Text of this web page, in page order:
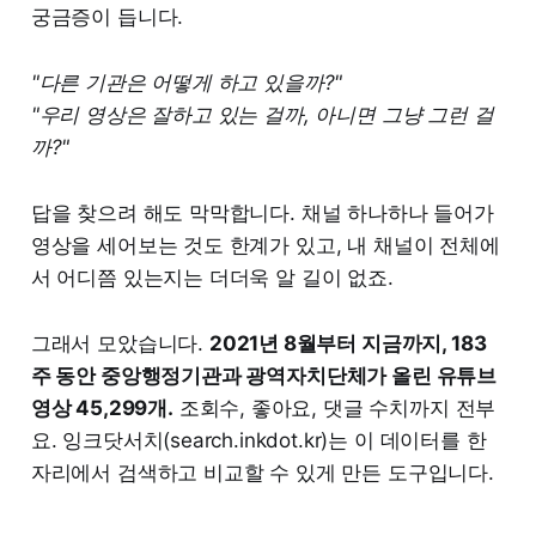
궁금증이 듭니다.
"다른 기관은 어떻게 하고 있을까?"
"우리 영상은 잘하고 있는 걸까, 아니면 그냥 그런 걸
까?"
답을 찾으려 해도 막막합니다. 채널 하나하나 들어가
영상을 세어보는 것도 한계가 있고, 내 채널이 전체에
서 어디쯤 있는지는 더더욱 알 길이 없죠.
그래서 모았습니다. 2021년 8월부터 지금까지, 183
주 동안 중앙행정기관과 광역자치단체가 올린 유튜브
영상 45,299개. 조회수, 좋아요, 댓글 수치까지 전부
요. 잉크닷서치(search.inkdot.kr)는 이 데이터를 한
자리에서 검색하고 비교할 수 있게 만든 도구입니다.